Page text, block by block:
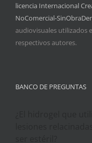
licencia Internacional
NoComercial-
audiovisuales utilizados
respectivos autores.
BANCO DE PREGUNTAS